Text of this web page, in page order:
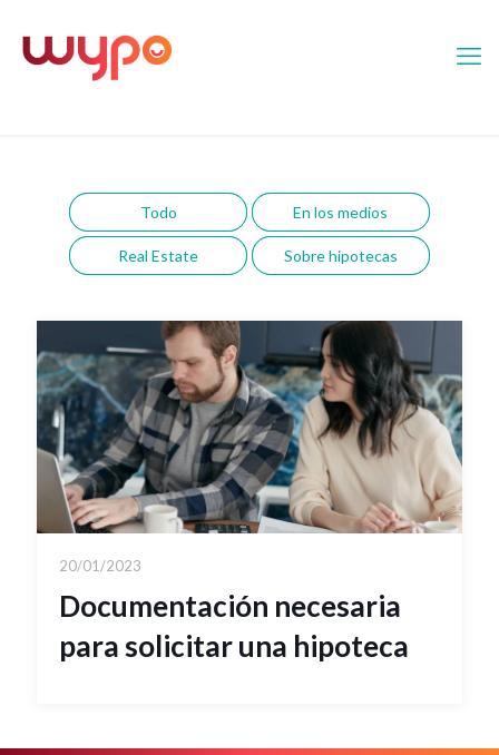
Todo En los medios
Real Estate Sobre hipotecas
20/01/2023
Documentación necesaria
para solicitar una hipoteca